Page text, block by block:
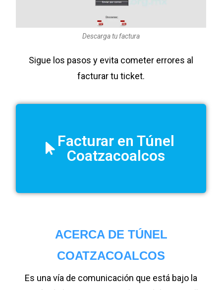
Descarga tu factura
Sigue los pasos y evita cometer errores al
facturar tu ticket.
Facturar en Túnel
Coatzacoalcos
ACERCA DE TÚNEL
COATZACOALCOS
Es una vía de comunicación que está bajo la